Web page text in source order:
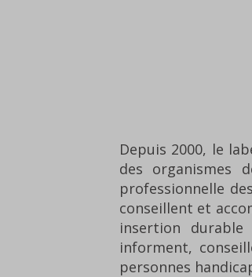
Depuis 2000, le
des organismes
professionnelle
conseillent et
insertion
informent,
personnes